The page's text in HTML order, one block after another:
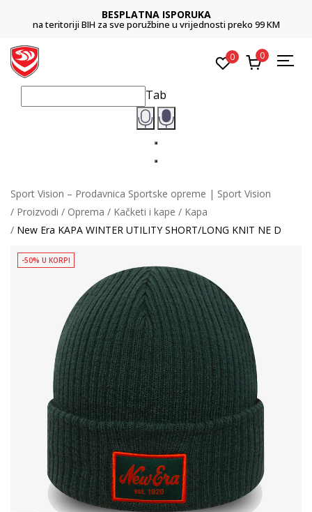
BESPLATNA ISPORUKA
na teritoriji BIH za sve poružbine u vrijednosti preko 99 KM
0 0
Tab
Sport Vision – Prodavnica Sportske opreme | Sport Vision
Proizvodi
Oprema Kačketi i kape
Kapa
New Era KAPA WINTER UTILITY SHORT/LONG KNIT NE D
-50% U KORPI